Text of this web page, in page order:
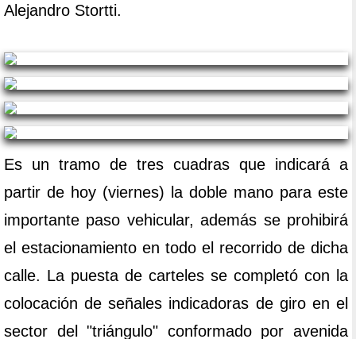
Alejandro Stortti.
Es un tramo de tres cuadras que indicará a
partir de hoy (viernes) la doble mano para este
importante paso vehicular, además se prohibirá
el estacionamiento en todo el recorrido de dicha
calle. La puesta de carteles se completó con la
colocación de señales indicadoras de giro en el
sector del "triángulo" conformado por avenida